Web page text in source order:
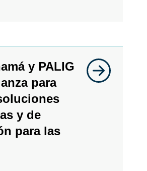
y PALIG
para
y de
para las